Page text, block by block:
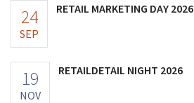
24
SEP
RETAIL MARKETING DAY 2026
19
NOV
RETAILDETAIL NIGHT 2026